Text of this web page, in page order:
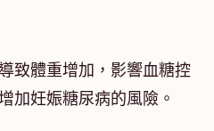
致體重增加，影響血糖控
加妊娠糖尿病的風險。